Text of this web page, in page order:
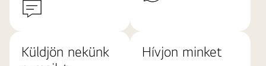
Küldjön nekünk
Hívjon minket